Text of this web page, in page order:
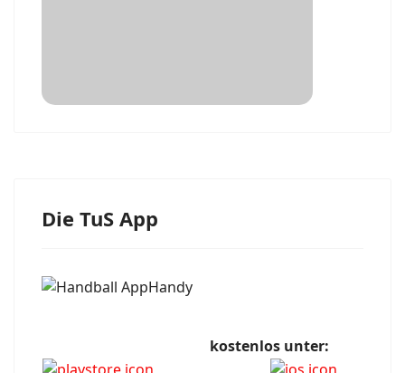
Die TuS App
kostenlos unter: